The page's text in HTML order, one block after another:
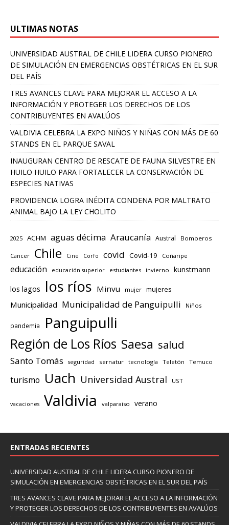
ULTIMAS NOTAS
UNIVERSIDAD AUSTRAL DE CHILE LIDERA CURSO PIONERO
DE SIMULACIÓN EN EMERGENCIAS OBSTÉTRICAS EN EL SUR
DEL PAÍS
TRES AVANCES CLAVE PARA MEJORAR EL ACCESO A LA
INFORMACIÓN Y PROTEGER LOS DERECHOS DE LOS
CONTRIBUYENTES EN AVALÚOS
VALDIVIA CELEBRA LA EXPO NIÑOS Y NIÑAS CON MÁS DE 60
STANDS EN EL PARQUE SAVAL
INAUGURAN CENTRO DE RESCATE DE FAUNA SILVESTRE EN
HUILO HUILO PARA FORTALECER LA CONSERVACIÓN DE
ESPECIES NATIVAS
PROVIDENCIA LOGRA INÉDITA CONDENA POR MALTRATO
ANIMAL BAJO LA LEY CHOLITO
2025 ACHM aguas décima Araucanía Austral Bomberos
Cancer Chile Cine Corfo covid Covid-19 Coñaripe
educación educación superior estudiantes invierno kunstmann
los lagos los ríos Minvu mujer mujeres
Municipalidad Municipalidad de Panguipulli Niños
pandemia Panguipulli
Región de Los Ríos Saesa salud
Santo Tomás seguridad sernatur tecnología Teletón Temuco
turismo Uach Universidad Austral UST
vacaciones Valdivia valparaiso verano
ENTRADAS RECIENTES
UNIVERSIDAD AUSTRAL DE CHILE LIDERA CURSO PIONERO DE
SIMULACIÓN EN EMERGENCIAS OBSTÉTRICAS EN EL SUR DEL PAÍS
TRES AVANCES CLAVE PARA MEJORAR EL ACCESO A LA INFORMACIÓN
Y PROTEGER LOS DERECHOS DE LOS CONTRIBUYENTES EN AVALÚOS